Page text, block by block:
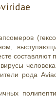
составляют
рода